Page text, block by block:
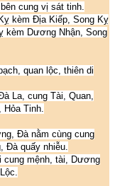
cung vị sát tinh.
kèm Địa Kiếp, Song Kỵ
kèm Dương Nhận, Song
quan lộc, thiên di
La, cung Tài, Quan,
Tinh.
Đà nằm cùng cung
Đà quấy nhiễu.
mệnh, tài, Dương